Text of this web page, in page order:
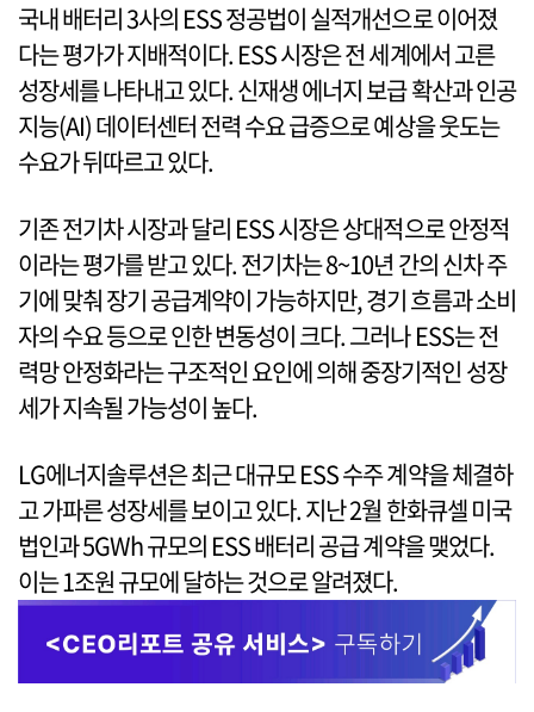
국내 배터리 3사의 ESS 정공법이 실적개선으로 이어졌
다는 평가가 지배적이다. ESS 시장은 전 세계에서 고른
성장세를 나타내고 있다. 신재생 에너지 보급 확산과 인공
지능(AI) 데이터센터 전력 수요 급증으로 예상을 웃도는
수요가 뒤따르고 있다.
기존 전기차 시장과 달리 ESS 시장은 상대적으로 안정적
이라는 평가를 받고 있다. 전기차는 8~10년 간의 신차 주
기에 맞춰 장기 공급계약이 가능하지만, 경기 흐름과 소비
자의 수요 등으로 인한 변동성이 크다. 그러나 ESS는 전
력망 안정화라는 구조적인 요인에 의해 중장기적인 성장
세가 지속될 가능성이 높다.
LG에너지솔루션은 최근 대규모 ESS 수주 계약을 체결하
고 가파른 성장세를 보이고 있다. 지난 2월 한화큐셀 미국
법인과 5GWh 규모의 ESS 배터리 공급 계약을 맺었다.
이는 1조원 규모에 달하는 것으로 알려졌다.